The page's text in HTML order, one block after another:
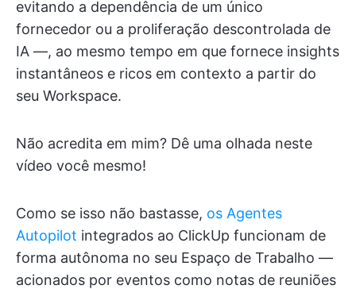
evitando a dependência de um único
fornecedor ou a proliferação descontrolada de
IA —, ao mesmo tempo em que fornece insights
instantâneos e ricos em contexto a partir do
seu Workspace.
Não acredita em mim? Dê uma olhada neste
vídeo você mesmo!
Como se isso não bastasse, os Agentes
Autopilot integrados ao ClickUp funcionam de
forma autônoma no seu Espaço de Trabalho —
acionados por eventos como notas de reuniões